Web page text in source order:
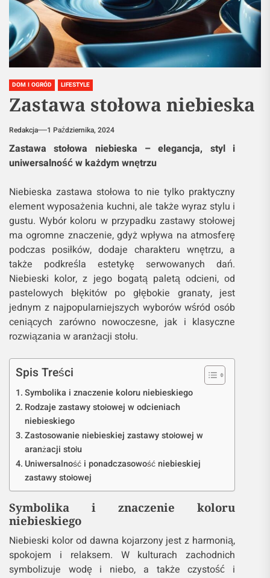
DOM I OGRÓD LIFESTYLE
Zastawa stołowa niebieska
Redakcja 1 Października, 2024
Zastawa stołowa niebieska – elegancja, styl i
uniwersalność w każdym wnętrzu
Niebieska zastawa stołowa to nie tylko praktyczny
element wyposażenia kuchni, ale także wyraz stylu i
gustu. Wybór koloru w przypadku zastawy stołowej
ma ogromne znaczenie, gdyż wpływa na atmosferę
podczas posiłków, dodaje charakteru wnętrzu, a
także podkreśla estetykę serwowanych dań.
Niebieski kolor, z jego bogatą paletą odcieni, od
pastelowych błękitów po głębokie granaty, jest
jednym z najpopularniejszych wyborów wśród osób
ceniących zarówno nowoczesne, jak i klasyczne
rozwiązania w aranżacji stołu.
Spis Treści
Symbolika i znaczenie koloru niebieskiego
Rodzaje zastawy stołowej w odcieniach
niebieskiego
Zastosowanie niebieskiej zastawy stołowej w
aranżacji stołu
Uniwersalność i ponadczasowość niebieskiej
zastawy stołowej
Symbolika i znaczenie koloru
niebieskiego
Niebieski kolor od dawna kojarzony jest z harmonią,
spokojem i relaksem. W kulturach zachodnich
symbolizuje wodę i niebo, a także czystość i